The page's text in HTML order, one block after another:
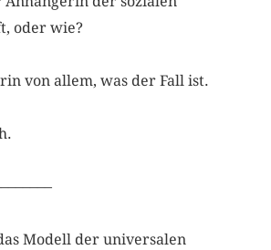
oder wie?
von allem, was der Fall ist.
Modell der universalen